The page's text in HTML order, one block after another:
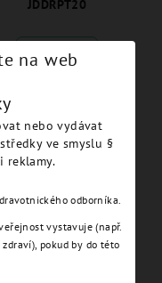
JDDRPT20
Detail
na web
nebo vydávat
ve smyslu §
reklamy.
odborníka.
vystavuje (např.
pokud by do této